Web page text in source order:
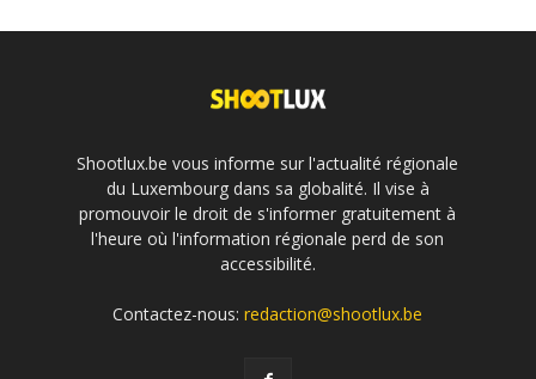
Shootlux.be vous informe sur l'actualité régionale
du Luxembourg dans sa globalité. Il vise à
promouvoir le droit de s'informer gratuitement à
l'heure où l'information régionale perd de son
accessibilité.
Contactez-nous:redaction@shootlux.be